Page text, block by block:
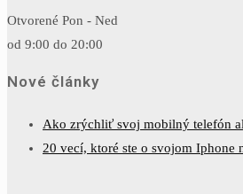
Otvorené Pon - Ned
od 9:00 do 20:00
Nové články
Ako zrýchliť svoj mobilný telefón
20 vecí, ktoré ste o svojom Iphone